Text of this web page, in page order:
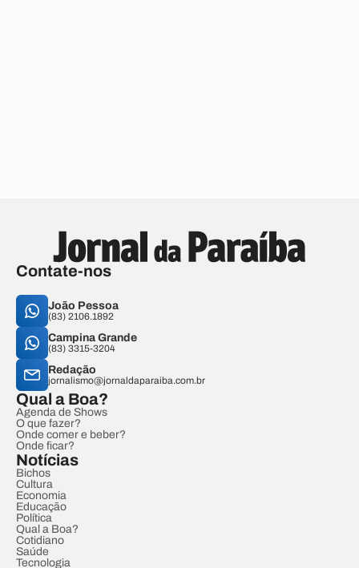
Contate-nos
João Pessoa
(83) 2106.1892
Campina Grande
(83) 3315-3204
Redação
jornalismo@jornaldaparaiba.com.br
Qual a Boa?
Agenda de Shows
O que fazer?
Onde comer e beber?
Onde ficar?
Notícias
Bichos
Cultura
Economia
Educação
Política
Qual a Boa?
Cotidiano
Saúde
Tecnologia